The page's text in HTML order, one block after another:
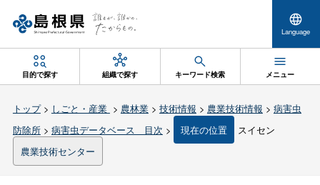
Language
目的で探す 組織で探す キーワード検索 メニュー
トップ> しごと・産業 > 農林業> 技術情報 > 農業技術情報 > 病害虫
防除所> 病害虫データベース 目次 > 現在の位置
スイセン
農業技術センター